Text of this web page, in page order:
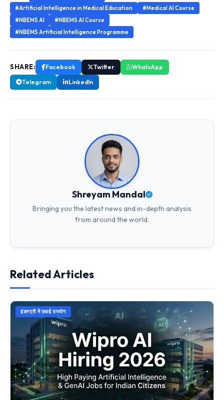
#Artificial Intelligence in Medical Education
#Medical AI Course
#NBEMS AI
#NBEMS AI Course
#NBEMS Artificial Intelligence Programme
SHARE: Facebook Twitter
WhatsApp
Telegram
LinkedIn
Shreyam Mandal
Bringing you the latest news and in-depth analysis
from around the world.
Related Articles
इंडस्ट्री में एआई उपयोग